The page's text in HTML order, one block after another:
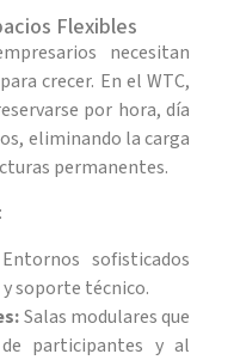
Flexibles
necesitan
crecer. En el WTC,
por hora, día
eliminando la carga
permanentes.
Entornos sofisticados
soporte técnico.
Salas modulares que
participantes y al